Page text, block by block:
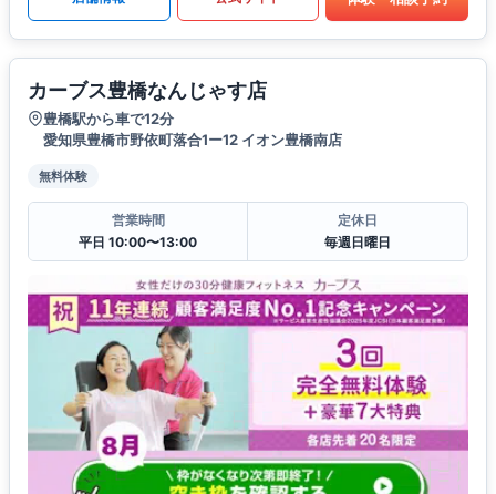
カーブス豊橋なんじゃす店
豊橋駅から車で12分
愛知県豊橋市野依町落合1ー12 イオン豊橋南店
無料体験
営業時間
平日 10:00〜13:00
定休日
毎週日曜日